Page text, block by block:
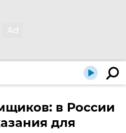
в России
для